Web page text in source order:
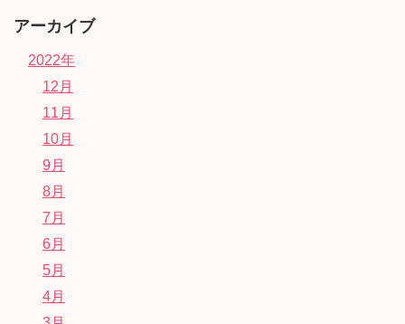
アーカイブ
2022年
12月
11月
10月
9月
8月
7月
6月
5月
4月